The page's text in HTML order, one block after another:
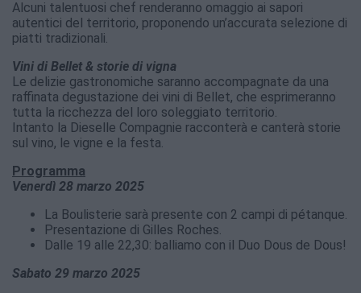
Alcuni talentuosi chef renderanno omaggio ai sapori
autentici del territorio, proponendo un’accurata selezione di
piatti tradizionali.
Vini di Bellet & storie di vigna
Le delizie gastronomiche saranno accompagnate da una
raffinata degustazione dei vini di Bellet, che esprimeranno
tutta la ricchezza del loro soleggiato territorio.
Intanto la Dieselle Compagnie racconterà e canterà storie
sul vino, le vigne e la festa.
Programma
Venerdì 28 marzo 2025
La Boulisterie sarà presente con 2 campi di pétanque.
Presentazione di Gilles Roches.
Dalle 19 alle 22,30: balliamo con il Duo Dous de Dous!
Sabato 29 marzo 2025